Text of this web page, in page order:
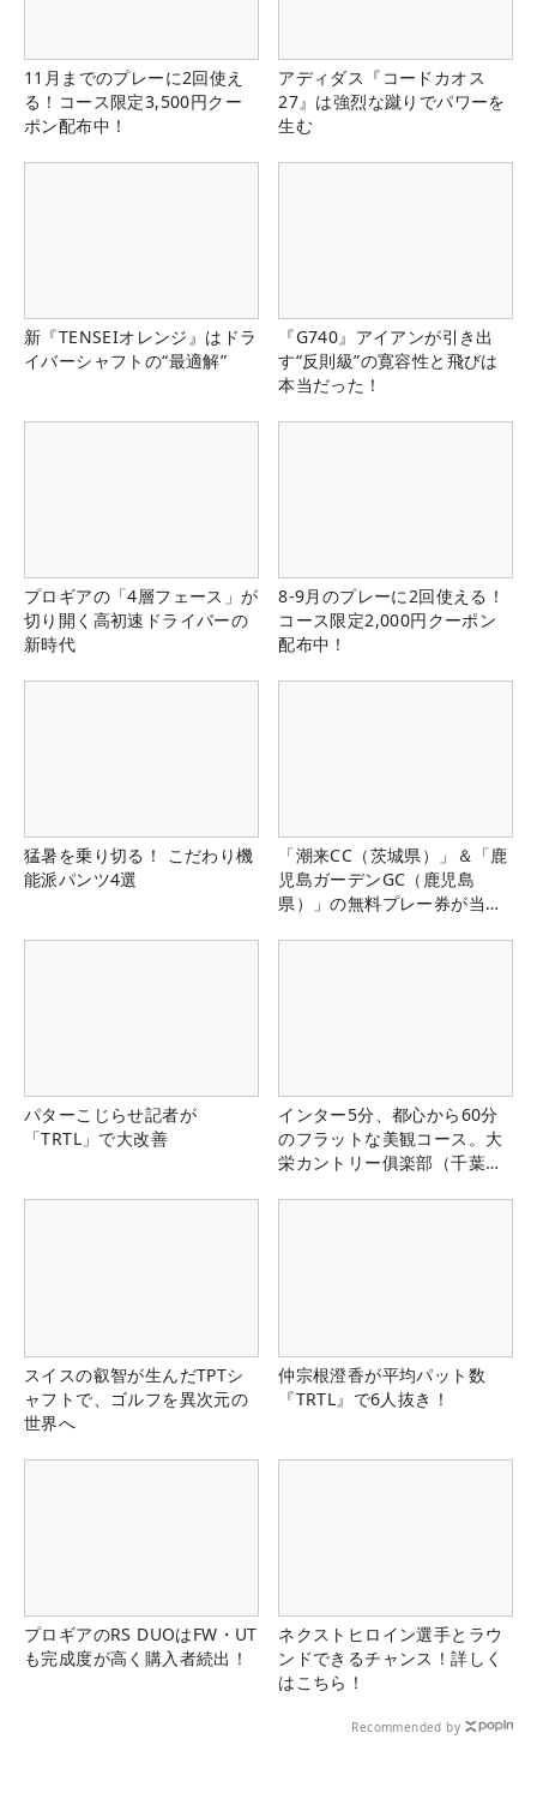
11月までのプレーに2回使え
る！コース限定3,500円クー
ポン配布中！
アディダス『コードカオス
27』は強烈な蹴りでパワーを
生む
新『TENSEIオレンジ』はドラ
イバーシャフトの“最適解”
『G740』アイアンが引き出
す“反則級”の寛容性と飛びは
本当だった！
プロギアの「4層フェース」が
切り開く高初速ドライバーの
新時代
8-9月のプレーに2回使える！
コース限定2,000円クーポン
配布中！
猛暑を乗り切る！ こだわり機
能派パンツ4選
「潮来CC（茨城県）」＆「鹿
児島ガーデンGC（鹿児島
県）」の無料プレー券が当た
パターこじらせ記者が
「TRTL」で大改善
インター5分、都心から60分
のフラットな美観コース。大
栄カントリー俱楽部（千葉
スイスの叡智が生んだTPTシ
ャフトで、ゴルフを異次元の
世界へ
仲宗根澄香が平均パット数
『TRTL』で6人抜き！
プロギアのRS DUOはFW・UT
も完成度が高く購入者続出！
ネクストヒロイン選手とラウ
ンドできるチャンス！詳しく
はこちら！
Recommended by